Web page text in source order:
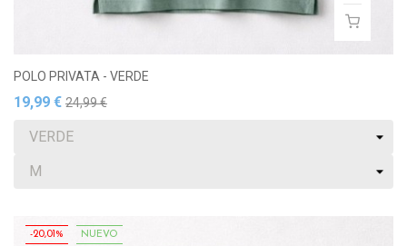
POLO PRIVATA - VERDE
19,99 € 24,99 €
-20,01% NUEVO